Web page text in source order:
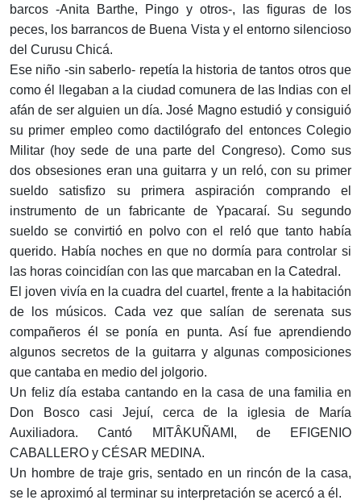
barcos -Anita Barthe, Pingo y otros-, las figuras de los
peces, los barrancos de Buena Vista y el entorno silencioso
del Curusu Chicá.
Ese niño -sin saberlo- repetía la historia de tantos otros que
como él llegaban a la ciudad comunera de las Indias con el
afán de ser alguien un día. José Magno estudió y consiguió
su primer empleo como dactilógrafo del entonces Colegio
Militar (hoy sede de una parte del Congreso). Como sus
dos obsesiones eran una guitarra y un reló, con su primer
sueldo satisfizo su primera aspiración comprando el
instrumento de un fabricante de Ypacaraí. Su segundo
sueldo se convirtió en polvo con el reló que tanto había
querido. Había noches en que no dormía para controlar si
las horas coincidían con las que marcaban en la Catedral.
El joven vivía en la cuadra del cuartel, frente a la habitación
de los músicos. Cada vez que salían de serenata sus
compañeros él se ponía en punta. Así fue aprendiendo
algunos secretos de la guitarra y algunas composiciones
que cantaba en medio del jolgorio.
Un feliz día estaba cantando en la casa de una familia en
Don Bosco casi Jejuí, cerca de la iglesia de María
Auxiliadora. Cantó MITÂKUÑAMI, de EFIGENIO
CABALLERO y CÉSAR MEDINA.
Un hombre de traje gris, sentado en un rincón de la casa,
se le aproximó al terminar su interpretación se acercó a él.